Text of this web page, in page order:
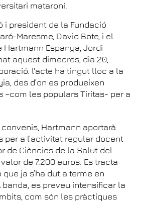
mataroní.
i president de la Fundació
Maresme, David Bote, i el
Espanya, Jordi
aquest dimecres, dia 20,
l'acte ha tingut lloc a la
des d’on es produeixen
–com les populars Tiritas- per a
Hartmann aportarà
per a l’activitat regular docent
de Ciències de la Salut del
de 7.200 euros. Es tracta
que ja s’ha dut a terme en
es preveu intensificar la
com són les pràctiques